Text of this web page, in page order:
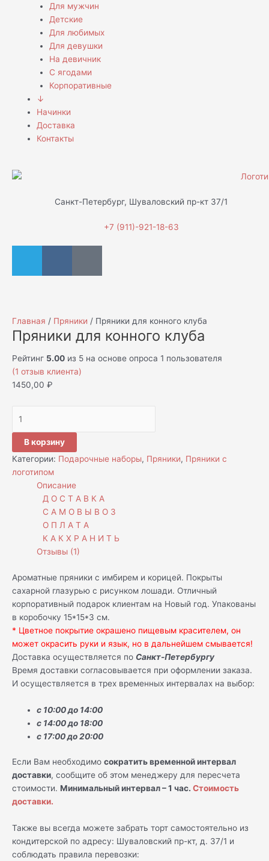
Для мужчин
Детские
Для любимых
Для девушки
На девичник
С ягодами
Корпоративные
↓
Начинки
Доставка
Контакты
Санкт-Петербург, Шуваловский пр-кт 37/1
+7 (911)-921-18-63
r
a
m
o
u
r
s
Главная / Пряники / Пряники для конного клуба
Пряники для конного клуба
Рейтинг 5.00 из 5 на основе опроса 1 пользователя
(1 отзыв клиента)
1450,00 ₽
В корзину
Категории: Подарочные наборы, Пряники, Пряники с
логотипом
Описание
Д О С Т А В К А
С А М О В Ы В О З
О П Л А Т А
К А К Х Р А Н И Т Ь
Отзывы (1)
Ароматные пряники с имбирем и корицей. Покрыты
сахарной глазурью с рисунком лошади. Отличный
корпоративный подарок клиентам на Новый год. Упакованы
в коробочку 15*15*3 см.
* Цветное покрытие окрашено пищевым красителем, он
может окрасить руки и язык, но в дальнейшем смывается!
Доставка осуществляется по Санкт-Петербургу
Время доставки согласовывается при оформлении заказа.
И осуществляется в трех временных интервалах на выбор:
с 10:00 до 14:00
с 14:00 до 18:00
с 17:00 до 20:00
Если Вам необходимо сократить временной интервал
доставки, сообщите об этом менеджеру для пересчета
стоимости. Минимальный интервал – 1 час. Стоимость
доставки.
Также вы всегда можете забрать торт самостоятельно из
кондитерской по адресу: Шуваловский пр-кт, д. 37/1 и
соблюдать правила перевозки: